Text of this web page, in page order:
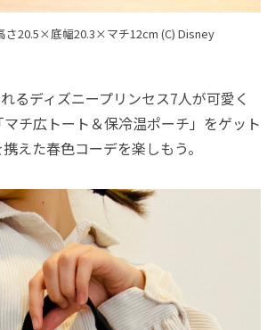
さ20.5×底幅20.3×マチ12cm (C) Disney
るディズニープリンセス7人が可愛く
チ広トート＆保冷温ポーチ」をゲット
えた春色コーデを楽しもう。